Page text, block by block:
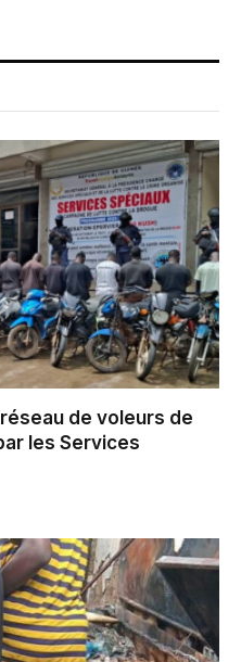
de voleurs de
les Services